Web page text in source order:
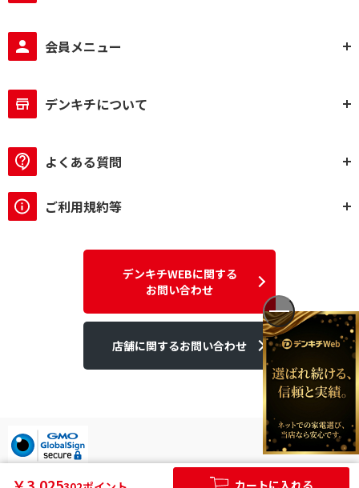
カートに入れる
会員メニュー
デンキチについて
よくある質問
ご利用規約等
デンキチWEBに関する
お問い合わせ
店舗に関するお問い合わせ
デンキチはGMOグローバルサイン発行のSSL電子証明書を使用して